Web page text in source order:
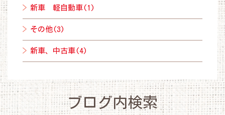
新車 軽自動車(1)
その他(3)
新車、中古車(4)
ブログ内検索